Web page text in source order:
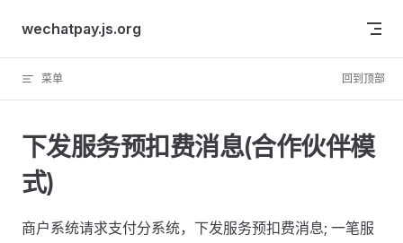
Skip to content
wechatpay.js.org
菜单 回到顶部
下发服务预扣费消息(合作伙伴模
式)
商户系统请求支付分系统，下发服务预扣费消息; 一笔服